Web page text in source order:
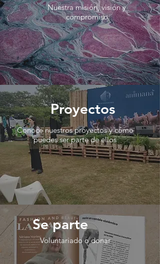
Nuestra misión, visión y
compromiso
Proyectos
​Conoce nuestros proyectos y cómo
puedes ser parte de ellos
Se parte
Voluntariado o donar